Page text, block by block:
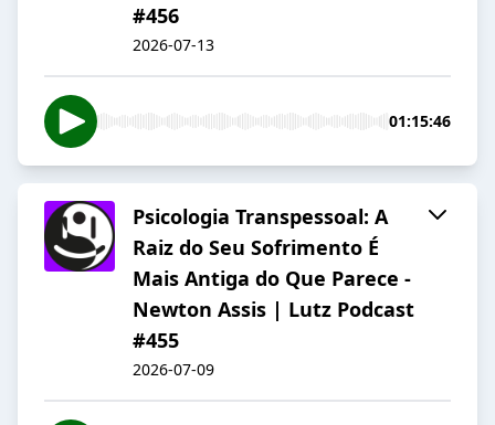
#456
2026-07-13
01:15:46
Psicologia Transpessoal: A
Raiz do Seu Sofrimento É
Mais Antiga do Que Parece -
Newton Assis | Lutz Podcast
#455
2026-07-09